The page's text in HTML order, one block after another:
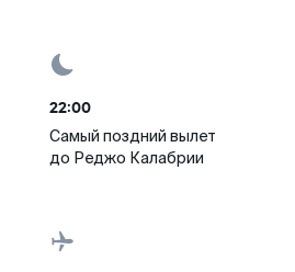
22:00
Самый поздний вылет
до Реджо Калабрии